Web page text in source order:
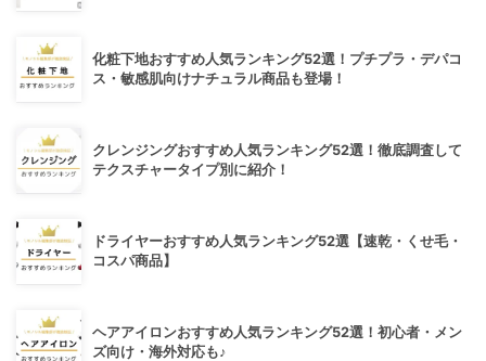
化粧下地おすすめ人気ランキング52選！プチプラ・デパコ
ス・敏感肌向けナチュラル商品も登場！
クレンジングおすすめ人気ランキング52選！徹底調査して
テクスチャータイプ別に紹介！
ドライヤーおすすめ人気ランキング52選【速乾・くせ毛・
コスパ商品】
ヘアアイロンおすすめ人気ランキング52選！初心者・メン
ズ向け・海外対応も♪